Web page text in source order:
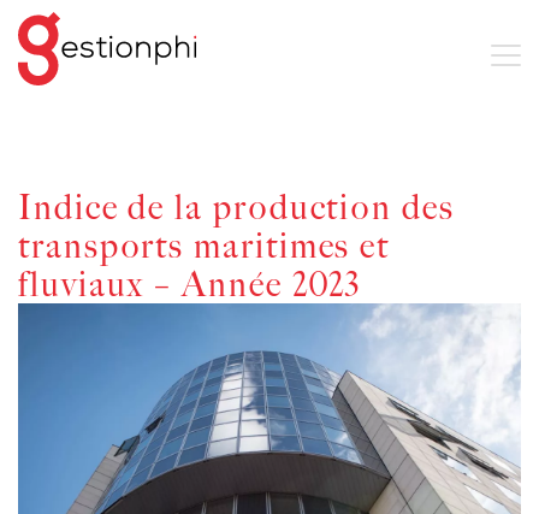
Indice de la production des
transports maritimes et
fluviaux – Année 2023